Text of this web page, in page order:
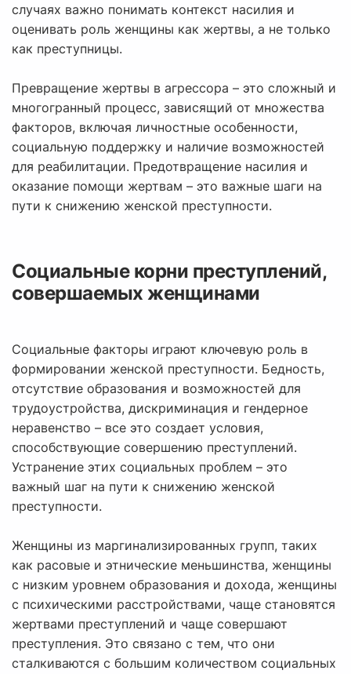
случаях важно понимать контекст насилия и
оценивать роль женщины как жертвы, а не только
как преступницы.
Превращение жертвы в агрессора – это сложный и
многогранный процесс, зависящий от множества
факторов, включая личностные особенности,
социальную поддержку и наличие возможностей
для реабилитации. Предотвращение насилия и
оказание помощи жертвам – это важные шаги на
пути к снижению женской преступности.
Социальные корни преступлений,
совершаемых женщинами
Социальные факторы играют ключевую роль в
формировании женской преступности. Бедность,
отсутствие образования и возможностей для
трудоустройства, дискриминация и гендерное
неравенство – все это создает условия,
способствующие совершению преступлений.
Устранение этих социальных проблем – это
важный шаг на пути к снижению женской
преступности.
Женщины из маргинализированных групп, таких
как расовые и этнические меньшинства, женщины
с низким уровнем образования и дохода, женщины
с психическими расстройствами, чаще становятся
жертвами преступлений и чаще совершают
преступления. Это связано с тем, что они
сталкиваются с большим количеством социальных